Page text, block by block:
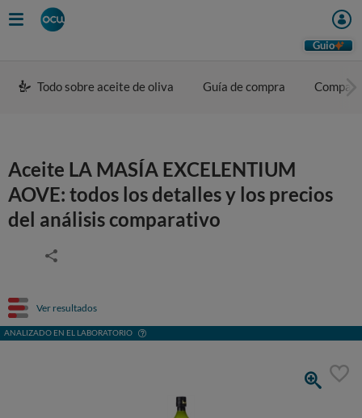
Guio
Todo sobre aceite de oliva Guía de compra
Aceite LA MASÍA EXCELENTIUM
AOVE: todos los detalles y los precios
del análisis comparativo
Ver resultados
ANALIZADO EN EL LABORATORIO